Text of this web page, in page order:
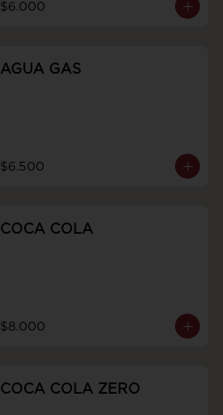
$6.000
AGUA GAS
$6.500
COCA COLA
$8.000
COCA COLA ZERO